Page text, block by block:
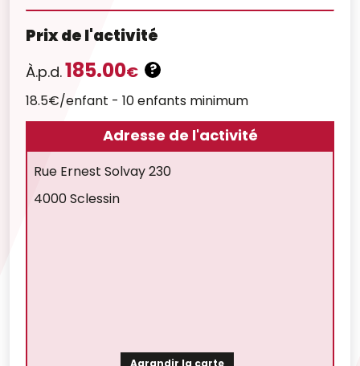
Prix de l'activité
À.p.d.185.00€ ?
18.5€/enfant - 10 enfants minimum
Adresse de l'activité
Rue Ernest Solvay 230
4000 Sclessin
Agrandir la carte